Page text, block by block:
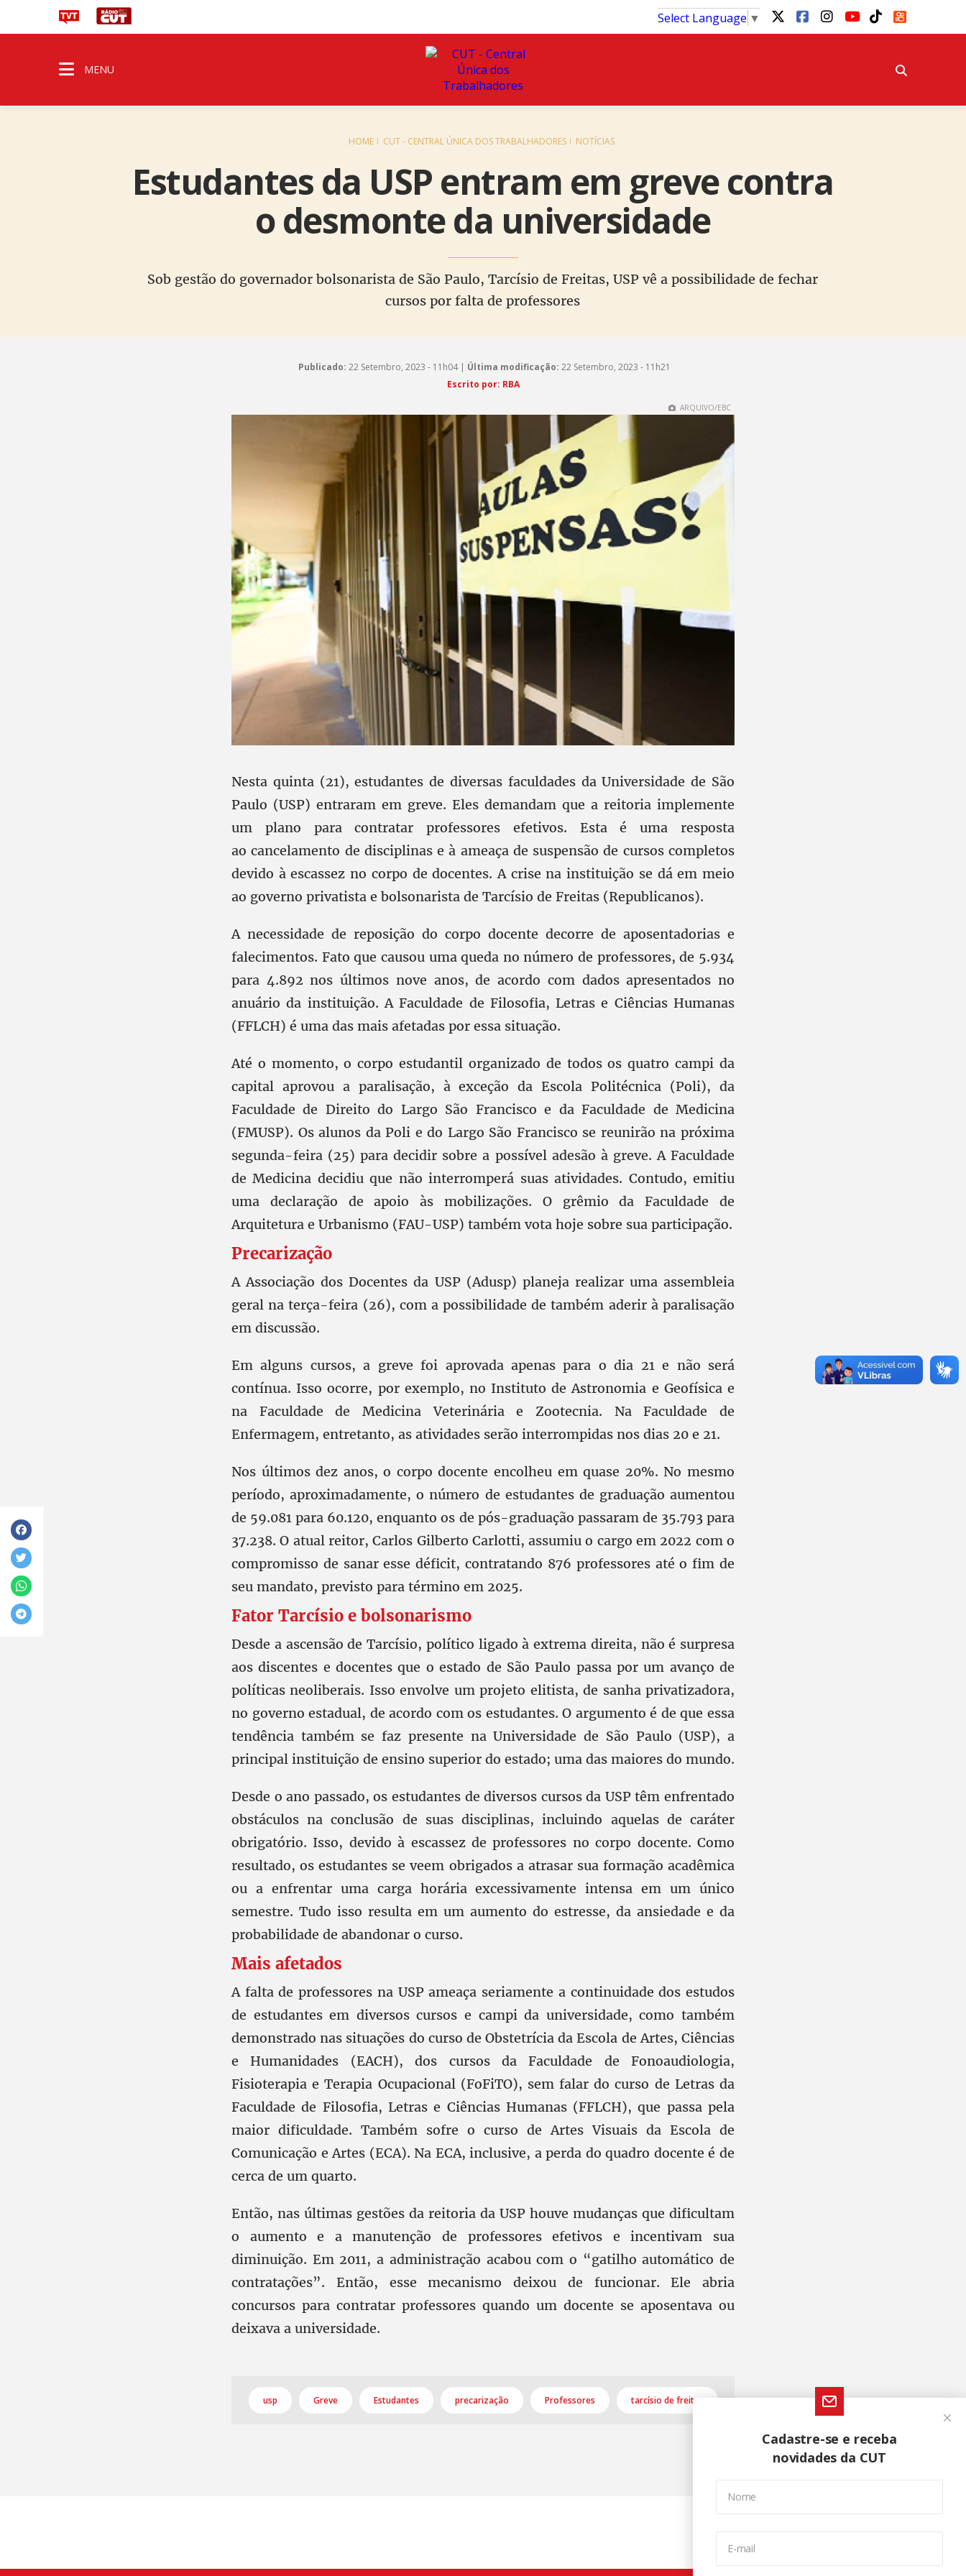
Select Language ▼
MENU
HOME CUT - CENTRAL ÚNICA DOS TRABALHADORES NOTÍCIAS
Estudantes da USP entram em greve contra
o desmonte da universidade
Sob gestão do governador bolsonarista de São Paulo, Tarcísio de Freitas, USP vê a possibilidade de fechar
cursos por falta de professores
Publicado: 22 Setembro, 2023 - 11h04 | Última modificação: 22 Setembro, 2023 - 11h21
Escrito por: RBA
ARQUIVO/EBC
Nesta quinta (21), estudantes de diversas faculdades da Universidade de São
Paulo (USP) entraram em greve. Eles demandam que a reitoria implemente
um plano para contratar professores efetivos. Esta é uma resposta
ao cancelamento de disciplinas e à ameaça de suspensão de cursos completos
devido à escassez no corpo de docentes. A crise na instituição se dá em meio
ao governo privatista e bolsonarista de Tarcísio de Freitas (Republicanos).
A necessidade de reposição do corpo docente decorre de aposentadorias e
falecimentos. Fato que causou uma queda no número de professores, de 5.934
para 4.892 nos últimos nove anos, de acordo com dados apresentados no
anuário da instituição. A Faculdade de Filosofia, Letras e Ciências Humanas
(FFLCH) é uma das mais afetadas por essa situação.
Até o momento, o corpo estudantil organizado de todos os quatro campi da
capital aprovou a paralisação, à exceção da Escola Politécnica (Poli), da
Faculdade de Direito do Largo São Francisco e da Faculdade de Medicina
(FMUSP). Os alunos da Poli e do Largo São Francisco se reunirão na próxima
segunda-feira (25) para decidir sobre a possível adesão à greve. A Faculdade
de Medicina decidiu que não interromperá suas atividades. Contudo, emitiu
uma declaração de apoio às mobilizações. O grêmio da Faculdade de
Arquitetura e Urbanismo (FAU-USP) também vota hoje sobre sua participação.
Precarização
A Associação dos Docentes da USP (Adusp) planeja realizar uma assembleia
geral na terça-feira (26), com a possibilidade de também aderir à paralisação
em discussão.
Em alguns cursos, a greve foi aprovada apenas para o dia 21 e não será
contínua. Isso ocorre, por exemplo, no Instituto de Astronomia e Geofísica e
na Faculdade de Medicina Veterinária e Zootecnia. Na Faculdade de
Enfermagem, entretanto, as atividades serão interrompidas nos dias 20 e 21.
Nos últimos dez anos, o corpo docente encolheu em quase 20%. No mesmo
período, aproximadamente, o número de estudantes de graduação aumentou
de 59.081 para 60.120, enquanto os de pós-graduação passaram de 35.793 para
37.238. O atual reitor, Carlos Gilberto Carlotti, assumiu o cargo em 2022 com o
compromisso de sanar esse déficit, contratando 876 professores até o fim de
seu mandato, previsto para término em 2025.
Fator Tarcísio e bolsonarismo
Desde a ascensão de Tarcísio, político ligado à extrema direita, não é surpresa
aos discentes e docentes que o estado de São Paulo passa por um avanço de
políticas neoliberais. Isso envolve um projeto elitista, de sanha privatizadora,
no governo estadual, de acordo com os estudantes. O argumento é de que essa
tendência também se faz presente na Universidade de São Paulo (USP), a
principal instituição de ensino superior do estado; uma das maiores do mundo.
Desde o ano passado, os estudantes de diversos cursos da USP têm enfrentado
obstáculos na conclusão de suas disciplinas, incluindo aquelas de caráter
obrigatório. Isso, devido à escassez de professores no corpo docente. Como
resultado, os estudantes se veem obrigados a atrasar sua formação acadêmica
ou a enfrentar uma carga horária excessivamente intensa em um único
semestre. Tudo isso resulta em um aumento do estresse, da ansiedade e da
probabilidade de abandonar o curso.
Mais afetados
A falta de professores na USP ameaça seriamente a continuidade dos estudos
de estudantes em diversos cursos e campi da universidade, como também
demonstrado nas situações do curso de Obstetrícia da Escola de Artes, Ciências
e Humanidades (EACH), dos cursos da Faculdade de Fonoaudiologia,
Fisioterapia e Terapia Ocupacional (FoFiTO), sem falar do curso de Letras da
Faculdade de Filosofia, Letras e Ciências Humanas (FFLCH), que passa pela
maior dificuldade. Também sofre o curso de Artes Visuais da Escola de
Comunicação e Artes (ECA). Na ECA, inclusive, a perda do quadro docente é de
cerca de um quarto.
Então, nas últimas gestões da reitoria da USP houve mudanças que dificultam
o aumento e a manutenção de professores efetivos e incentivam sua
diminuição. Em 2011, a administração acabou com o “gatilho automático de
contratações”. Então, esse mecanismo deixou de funcionar. Ele abria
concursos para contratar professores quando um docente se aposentava ou
deixava a universidade.
usp Greve Estudantes precarização Professores tarcísio de freitas
Cadastre-se e receba
novidades da CUT
Nome
E-mail